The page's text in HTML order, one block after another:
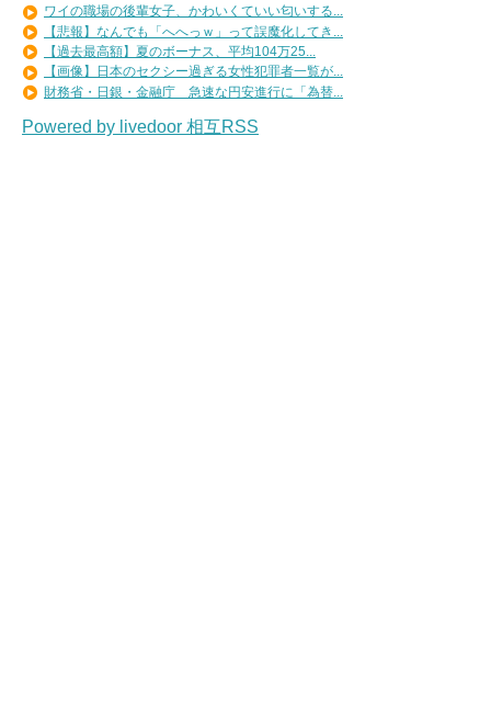
ワイの職場の後輩女子、かわいくていい匂いする...
【悲報】なんでも「へへっｗ」って誤魔化してき...
【過去最高額】夏のボーナス、平均104万25...
【画像】日本のセクシー過ぎる女性犯罪者一覧が...
財務省・日銀・金融庁 急速な円安進行に「為替...
Powered by livedoor 相互RSS